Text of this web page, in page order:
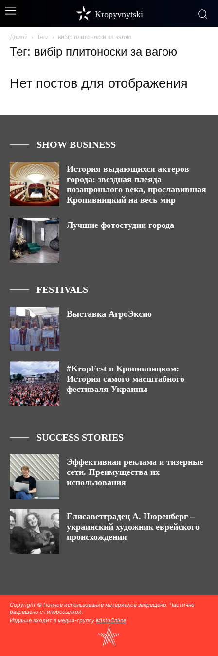
Kropyvnytski
Домой Теги вибір плитоноски за вагою
Тег: вибір плитоноски за вагою
Нет постов для отображения
SHOW BUSINESS
История выдающихся актеров
города: звездная плеяда
позапрошлого века, прославившая
Кропивницкий на весь мир
Лучшие фотостудии города
FESTIVALS
Выставка АгроЭкспо
#KropFest в Кропивницком:
История самого масштабного
фестиваля Украины
SUCCESS STORIES
Эффективная реклама и тизерные
сети. Преимущества их
использования
Елисаветградец А. Нюренберг –
украинский художник еврейского
происхождения
Copyright © Полное использование материалов запрещено. Частично
разрешено с гиперссылкой.
Издание входит в медиа-группу MistoOnline